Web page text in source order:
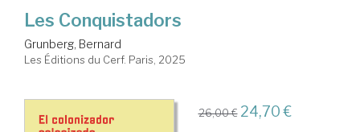
Les Conquistadors
Grunberg, Bernard
Les Éditions du Cerf. Paris, 2025
26,00 € 24,70 €